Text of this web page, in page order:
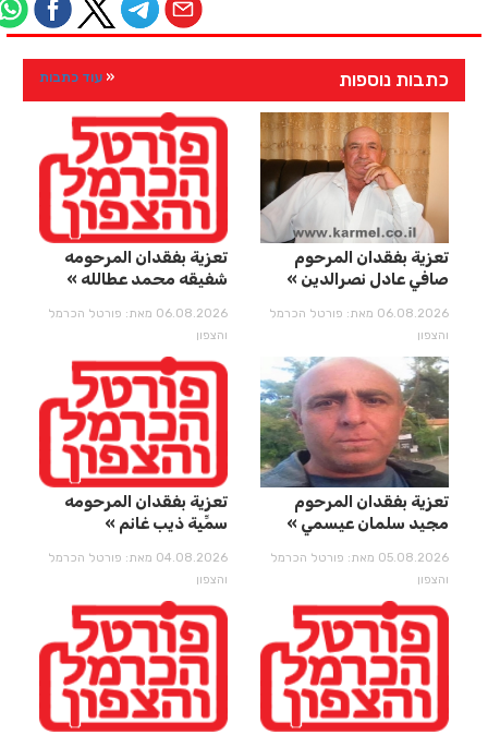
כתבות נוספות עוד כתבות
تعزية بفقدان المرحوم
صافي عادل نصرالدين
06.08.2026 מאת: פורטל הכרמל
והצפון
تعزية بفقدان المرحومه
شفيقه محمد عطالله
06.08.2026 מאת: פורטל הכרמל
והצפון
تعزية بفقدان المرحوم
مجيد سلمان عيسمي
05.08.2026 מאת: פורטל הכרמל
והצפון
تعزية بفقدان المرحومه
سمِّيِة ذيب غانم
04.08.2026 מאת: פורטל הכרמל
והצפון